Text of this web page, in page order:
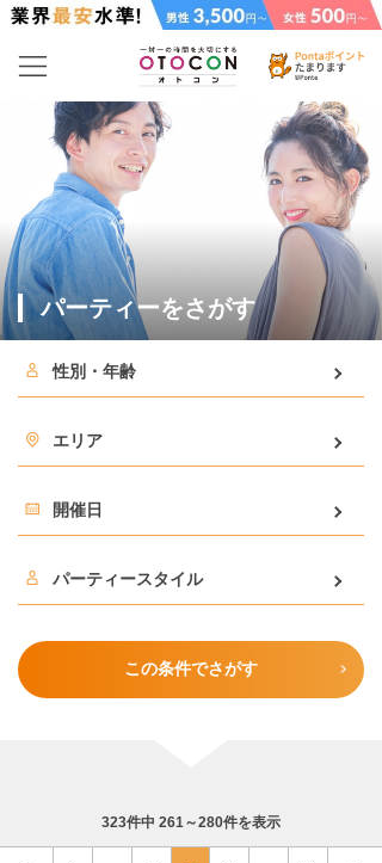
パーティーをさがす
性別・年齢
エリア
開催日
パーティースタイル
この条件でさがす
323件中 261～280件を表示